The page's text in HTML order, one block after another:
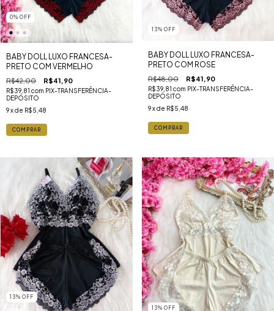
0% OFF
BABY DOLL LUXO FRANCESA-
PRETO COM VERMELHO
R$42,00 R$41,90
R$39,81 com PIX-TRANSFERÊNCIA-
DEPÓSITO
9x de R$5,48
COMPRAR
13% OFF
BABY DOLL LUXO FRANCESA-
PRETO COM ROSE
R$48,00 R$41,90
R$39,81 com PIX-TRANSFERÊNCIA-
DEPÓSITO
9 x de R$5,48
COMPRAR
13% OFF
13% OFF